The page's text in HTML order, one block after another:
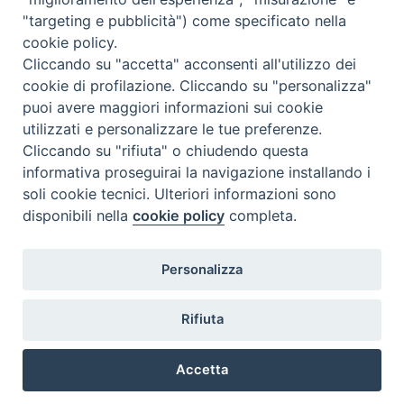
Contatti & Info
C.ne Aurelia, 50 – 00165 Roma
Contatti
Scrivi a: cnvf@chiesacattolica.it
"targeting e pubblicità") come specificato nella
cookie policy.
Cliccando su "accetta" acconsenti all'utilizzo dei
cookie di profilazione. Cliccando su "personalizza"
puoi avere maggiori informazioni sui cookie
utilizzati e personalizzare le tue preferenze.
Cliccando su "rifiuta" o chiudendo questa
informativa proseguirai la navigazione installando i
soli cookie tecnici. Ulteriori informazioni sono
disponibili nellacookie policy completa.
Personalizza
Rifiuta
Accetta